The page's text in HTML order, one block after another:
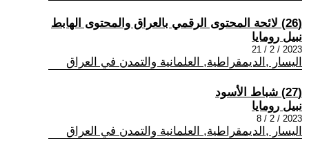
(26) لائحة المحتوى الرقمي بالعراق والمحتوى الهابط
نبيل رومايا
2023 / 2 / 21
اليسار ,الديمقراطية, العلمانية والتمدن في العراق
(27) شباط الأسود
نبيل رومايا
2023 / 2 / 8
اليسار ,الديمقراطية, العلمانية والتمدن في العراق